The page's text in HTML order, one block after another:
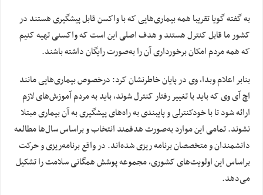
به گفته گویا تقریبا همه بیماری‌هایی که با واکسن قابل پیشگیری هستند در
کشور ما قابل کنترل هستند و هدف اصلی این است که واکسنی تهیه کنیم
که همه مردم امکان برخورداری آن را به‌صورت رایگان داشته باشند.
بنابر اعلام وبدا، وی در پایان خاطرنشان کرد: درخصوص بیماری‌هایی مانند
اچ آی وی که باید با تغییر رفتار کنترل شوند، باید به مردم آموزش‌های لازم
ارائه شود تا با خودکنترلی و پایبندی به راه‌های پیشگیری به آن بیماری مبتلا
نشوند. تمامی این موارد به‌صورت هدفمند انتخاب و براساس سال‌ها مطالعه
دانشمندان و متخصصان برنامه ریزی شده‌اند. در واقع برنامه‌ریزی و حرکت
براساس این اولویت‌های کشوری، مجموعه پوشش همگانی سلامت را تشکیل
می‌دهد.